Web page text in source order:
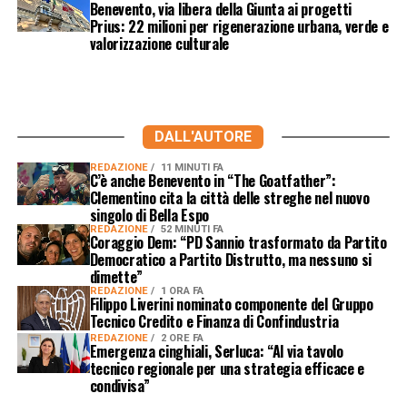
Benevento, via libera della Giunta ai progetti
Prius: 22 milioni per rigenerazione urbana, verde e
valorizzazione culturale
DALL'AUTORE
REDAZIONE 11 MINUTI FA
C’è anche Benevento in “The Goatfather”:
Clementino cita la città delle streghe nel nuovo
singolo di Bella Espo
REDAZIONE 52 MINUTI FA
Coraggio Dem: “PD Sannio trasformato da Partito
Democratico a Partito Distrutto, ma nessuno si
dimette”
REDAZIONE 1 ORA FA
Filippo Liverini nominato componente del Gruppo
Tecnico Credito e Finanza di Confindustria
REDAZIONE 2 ORE FA
Emergenza cinghiali, Serluca: “Al via tavolo
tecnico regionale per una strategia efficace e
condivisa”